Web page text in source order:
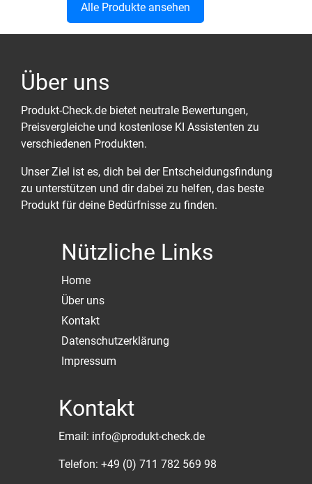
Alle Produkte ansehen
Über uns
Produkt-Check.de bietet neutrale Bewertungen,
Preisvergleiche und kostenlose KI Assistenten zu
verschiedenen Produkten.
Unser Ziel ist es, dich bei der Entscheidungsfindung
zu unterstützen und dir dabei zu helfen, das beste
Produkt für deine Bedürfnisse zu finden.
Nützliche Links
Home
Über uns
Kontakt
Datenschutzerklärung
Impressum
Kontakt
Email: info@produkt-check.de
Telefon: +49 (0) 711 782 569 98